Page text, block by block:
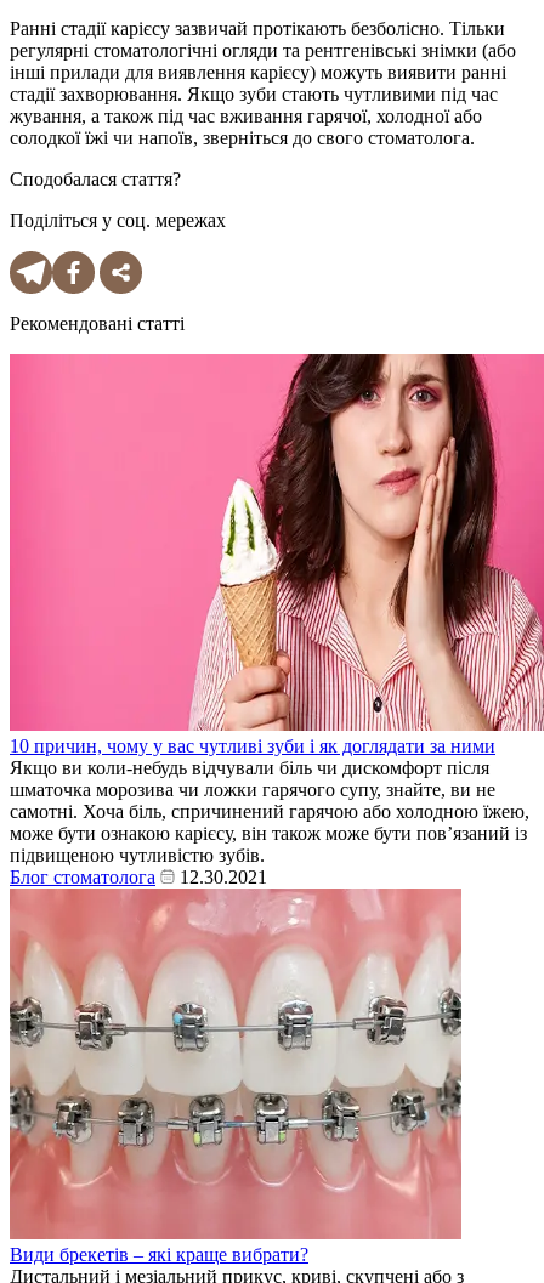
Ранні стадії карієсу зазвичай протікають безболісно. Тільки
регулярні стоматологічні огляди та рентгенівські знімки (або
інші прилади для виявлення карієсу) можуть виявити ранні
стадії захворювання. Якщо зуби стають чутливими під час
жування, а також під час вживання гарячої, холодної або
солодкої їжі чи напоїв, зверніться до свого стоматолога.
Сподобалася стаття?
Поділіться у соц. мережах
Рекомендовані статті
10 причин, чому у вас чутливі зуби і як доглядати за ними
Якщо ви коли-небудь відчували біль чи дискомфорт після
шматочка морозива чи ложки гарячого супу, знайте, ви не
самотні. Хоча біль, спричинений гарячою або холодною їжею,
може бути ознакою карієсу, він також може бути пов’язаний із
підвищеною чутливістю зубів.
Блог стоматолога
12.30.2021
Види брекетів – які краще вибрати?
Дистальний і мезіальний прикус, криві, скупчені або з